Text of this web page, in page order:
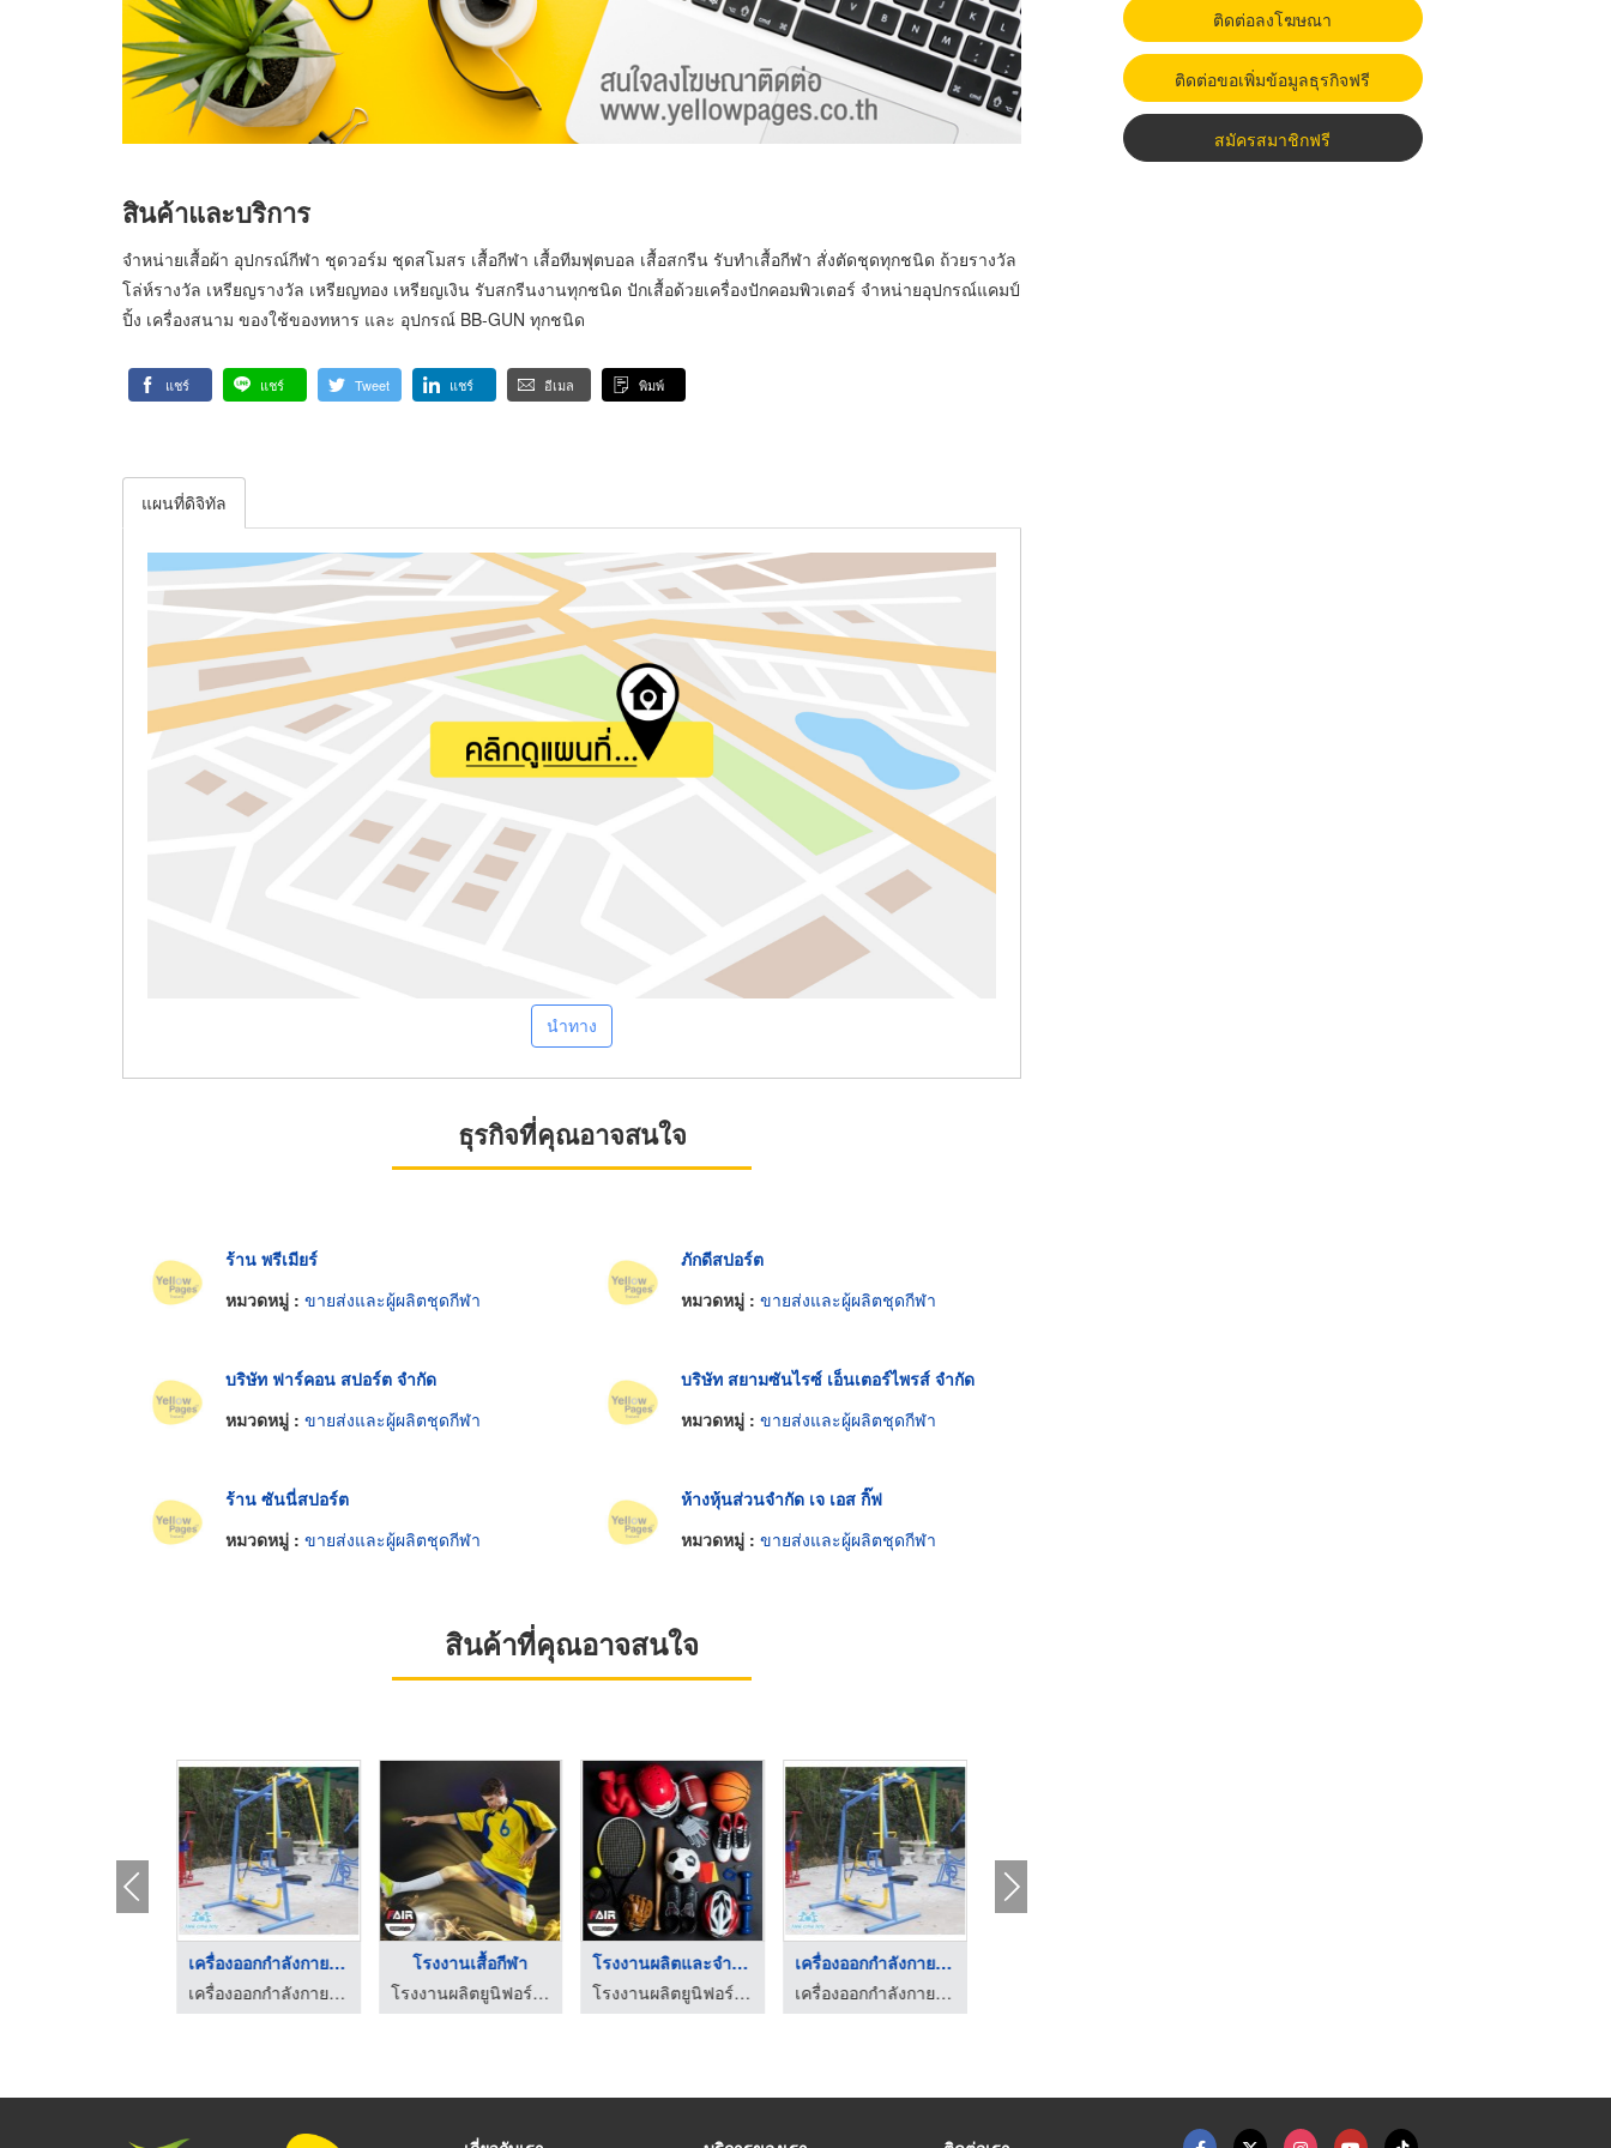
สินค้าและบริการ
จำหน่ายเสื้อผ้า อุปกรณ์กีฬา ชุดวอร์ม ชุดสโมสร เสื้อกีฬา เสื้อทีมฟุตบอล เสื้อสกรีน รับทำเสื้อกีฬา สั่งตัดชุดทุกชนิด ถ้วยรางวัล
โล่ห์รางวัล เหรียญรางวัล เหรียญทอง เหรียญเงิน รับสกรีนงานทุกชนิด ปักเสื้อด้วยเครื่องปักคอมพิวเตอร์ จำหน่ายอุปกรณ์แคมป์
ปิ้ง เครื่องสนาม ของใช้ของทหาร และ อุปกรณ์ BB-GUN ทุกชนิด
แชร์ แชร์ Tweet แชร์ อีเมล พิมพ์
แผนที่ดิจิทัล
นำทาง
ธุรกิจที่คุณอาจสนใจ
ร้าน พรีเมียร์
หมวดหมู่ : ขายส่งและผู้ผลิตชุดกีฬา
ภักดีสปอร์ต
หมวดหมู่ : ขายส่งและผู้ผลิตชุดกีฬา
บริษัท ฟาร์คอน สปอร์ต จำกัด
หมวดหมู่ : ขายส่งและผู้ผลิตชุดกีฬา
บริษัท สยามซันไรซ์ เอ็นเตอร์ไพรส์ จำกัด
หมวดหมู่ : ขายส่งและผู้ผลิตชุดกีฬา
ร้าน ซันนี่สปอร์ต
หมวดหมู่ : ขายส่งและผู้ผลิตชุดกีฬา
ห้างหุ้นส่วนจำกัด เจ เอส กิ๊ฟ
หมวดหมู่ : ขายส่งและผู้ผลิตชุดกีฬา
สินค้าที่คุณอาจสนใจ
โรงงานผลิตและจำหน่าย ...
โรงงานผลิตยูนิฟอร์ม ครบวงจร วินเวอร์ ชลบุรี
เครื่องออกกำลังกายกลางแจ้ง เดอะวันทอย
โรงงานเสื้อกีฬา
โรงงานผลิตยูนิฟอร์ม ครบวงจร วินเวอร์ ชลบุรี
โรงงานผลิตและจำหน่าย ...
โรงงานผลิตยูนิฟอร์ม ครบวงจร วินเวอร์ ชลบุรี
ติดต่อลงโฆษณา
ติดต่อขอเพิ่มข้อมูลธุรกิจฟรี
สมัครสมาชิกฟรี